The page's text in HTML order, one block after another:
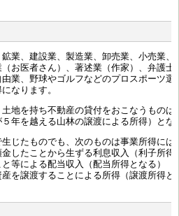
業、建設業、製造業、卸売業、小売業、
お医者さん）、著述業（作家）、弁護士
業、野球やゴルフなどのプロスポーツ選
なります。
地を持ち不動産の貸付をおこなうものは
年を越える山林の譲渡による所得）とな
じたものでも、次のものは事業所得には
したことから生ずる利息収入（利子所得
等による配当収入（配当所得となる）
を譲渡することによる所得（譲渡所得と